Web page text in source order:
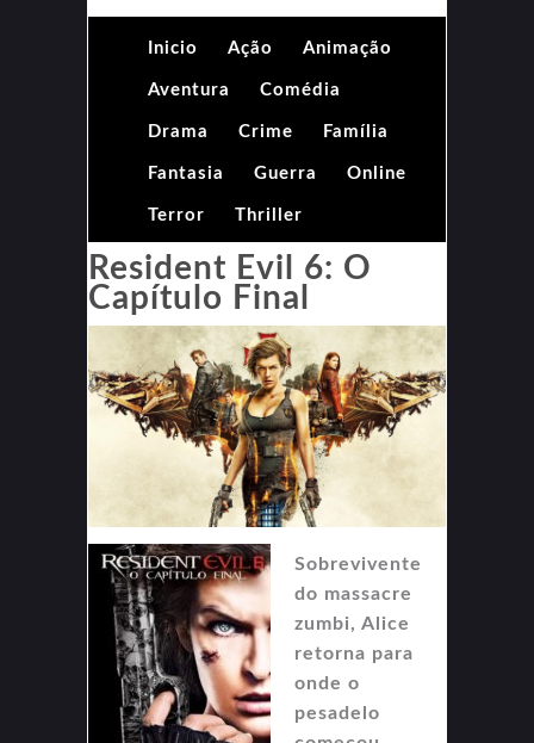
Inicio Ação Animação
Aventura Comédia
Drama Crime Família
Fantasia Guerra Online
Terror Thriller
Resident Evil 6: O
Capítulo Final
Sobrevivente
do massacre
zumbi, Alice
retorna para
onde o
pesadelo